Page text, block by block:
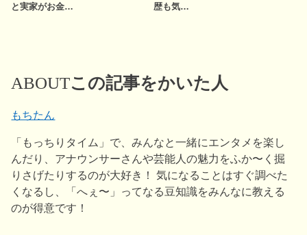
と実家がお金…
歴も気…
ABOUTこの記事をかいた人
もちたん
「もっちりタイム」で、みんなと一緒にエンタメを楽し
んだり、アナウンサーさんや芸能人の魅力をふか〜く掘
りさげたりするのが大好き！ 気になることはすぐ調べた
くなるし、「へぇ〜」ってなる豆知識をみんなに教える
のが得意です！